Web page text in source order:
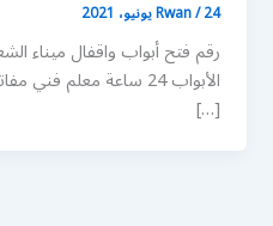
Rwan/24 يونيو، 2021
رقم فتح أبواب واقفال ميناء
الأبواب 24 ساعة
[…]